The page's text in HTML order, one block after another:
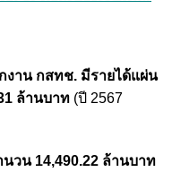
งาน กสทช. มีรายได้แผ่น
ล้านบาท (ปี 2567
วน 14,490.22 ล้านบาท